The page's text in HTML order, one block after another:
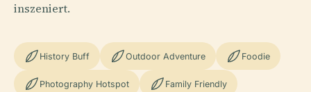
inszeniert.
History Buff Outdoor Adventure Foodie
Photography Hotspot Family Friendly